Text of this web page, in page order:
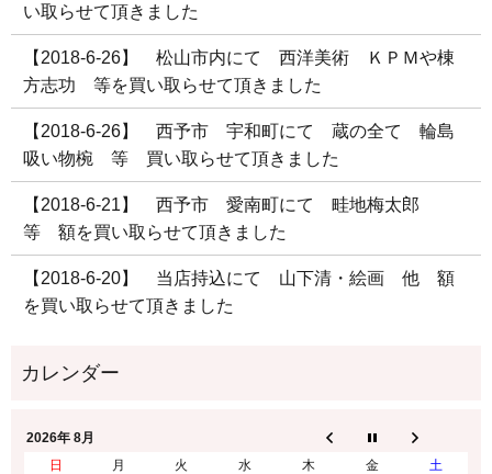
い取らせて頂きました
【2018-6-26】 松山市内にて 西洋美術 ＫＰＭや棟
方志功 等を買い取らせて頂きました
【2018-6-26】 西予市 宇和町にて 蔵の全て 輪島
吸い物椀 等 買い取らせて頂きました
【2018-6-21】 西予市 愛南町にて 畦地梅太郎
等 額を買い取らせて頂きました
【2018-6-20】 当店持込にて 山下清・絵画 他 額
を買い取らせて頂きました
2026年 8月
日
月 火 水 木 金
土